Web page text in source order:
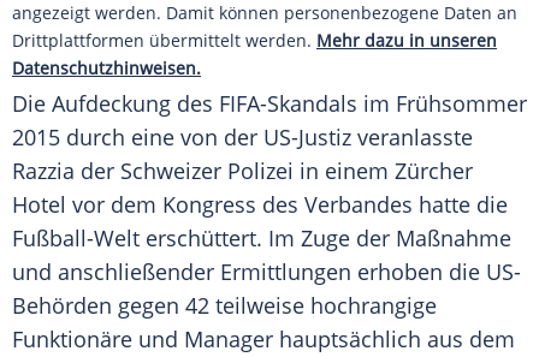
angezeigt werden. Damit können personenbezogene Daten an
Drittplattformen übermittelt werden. Mehr dazu in unseren
Datenschutzhinweisen.
Die Aufdeckung des FIFA-Skandals im Frühsommer
2015 durch eine von der US-Justiz veranlasste
Razzia der Schweizer Polizei in einem Zürcher
Hotel vor dem Kongress des Verbandes hatte die
Fußball-Welt erschüttert. Im Zuge der Maßnahme
und anschließender Ermittlungen erhoben die US-
Behörden gegen 42 teilweise hochrangige
Funktionäre und Manager hauptsächlich aus dem